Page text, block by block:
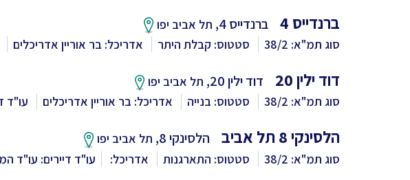
ברנדייס 4 ברנדייס 4,
תל אביב יפו
סוג תמ"א: 38/2
סטטוס: קבלת היתר אדריכל: בר אוריין אדריכלים
דוד ילין 20 דוד ילין 20,
תל אביב יפו
סוג תמ"א: 38/2
סטטוס: בנייה אדריכל: בר אוריין אדריכלים עו"ד
הלסינקי 8 תל אביב הלסינקי 8,
תל אביב יפו
סוג תמ"א: 38/2
סטטוס: התארגנות אדריכל: עו"ד דיירים: עו"ד